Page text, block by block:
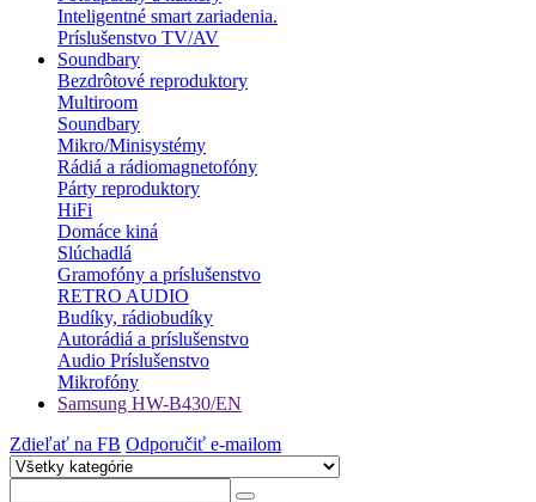
Inteligentné smart zariadenia.
Príslušenstvo TV/AV
Soundbary
Bezdrôtové reproduktory
Multiroom
Soundbary
Mikro/Minisystémy
Rádiá a rádiomagnetofóny
Párty reproduktory
HiFi
Domáce kiná
Slúchadlá
Gramofóny a príslušenstvo
RETRO AUDIO
Budíky, rádiobudíky
Autorádiá a príslušenstvo
Audio Príslušenstvo
Mikrofóny
Samsung HW-B430/EN
Zdieľať na FB Odporučiť e-mailom